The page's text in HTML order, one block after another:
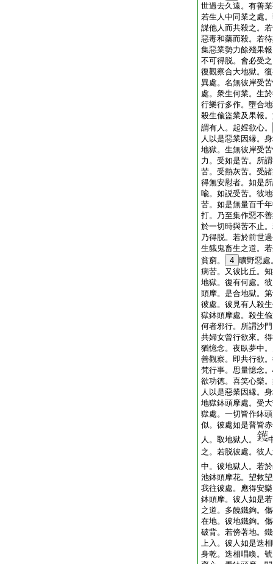
世過去久遠。有善
若生人中同業之處
謀他人而共殺之。
惡毒和藥而殺。若
集惡業勢力餘殘果
不可得脱。會必受
復觀察合大地獄。
異處。名無彼岸受
處。衆生何業。生
行樂行多作。墮合
殺生偸盜業及果報
謂有人。起婬欲心。
人以是惡業因縁。
地獄。生無彼岸受
力。受如是苦。所
苦。受熱灰苦。受
得無安慰者。如是
喩。如説受苦。彼
苦。如是無量百千
打。乃至集作惡不
於一切時與苦不止
乃得脱。若於前世
生餓鬼畜生之道。
貧窮。
4 曠野惡處
病苦。又彼比丘。
地獄。復有何處。
頭摩。是合地獄。
彼處。彼見有人殺
獄鉢頭摩處。殺生
何者邪行。所謂沙
共婦女曾行欲來。
猶憶念。夜臥夢中
善觀察。即共行欲
梵行事。思量憶念
欲功徳。喜笑心樂
人以是惡業因縁。
地獄鉢頭摩處。受
獄處。一切皆作鉢
似。彼處如是普皆
人。取地獄人。
之。若脱彼處。彼
中。彼地獄人。若
池鉢頭摩花。望救
我往彼處。應得安
鉢頭摩。彼人如是
之道。多饒鐵鉤。
在地。彼地鐵鉤。
破背。若傍著地。
上入。彼人如是迭
身乾。迭相唱喚。